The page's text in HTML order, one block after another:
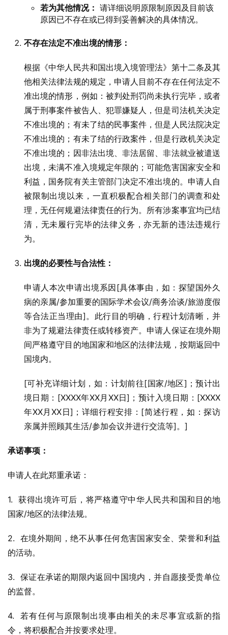
若为其他情况： 请详细说明原限制原因及目前该
原因已不存在或已得到妥善解决的具体情况。
不存在法定不准出境的情形：
根据《中华人民共和国出境入境管理法》第十二条及其
他相关法律法规的规定，申请人目前不存在任何法定不
准出境的情形，例如：被判处刑罚尚未执行完毕，或者
属于刑事案件被告人、犯罪嫌疑人，但是司法机关决定
不准出境的；有未了结的民事案件，但是人民法院决定
不准出境的；有未了结的行政案件，但是行政机关决定
不准出境的；因非法出境、非法居留、非法就业被遣送
出境，未满不准入境规定年限的；可能危害国家安全和
利益，国务院有关主管部门决定不准出境的。申请人自
被限制出境以来，一直积极配合相关部门的调查和处
理，无任何规避法律责任的行为。所有涉案事宜均已结
清，无未履行完毕的法律义务，亦无新的违法违规行
为。
出境的必要性与合法性：
申请人本次申请出境系因[具体事由，如：探望国外久
病的亲属/参加重要的国际学术会议/商务洽谈/旅游度假
等合法正当理由]。此行目的明确，行程计划清晰，并
非为了规避法律责任或转移资产。申请人保证在境外期
间严格遵守目的地国家和地区的法律法规，按期返回中
国境内。
[可补充详细计划，如：计划前往[国家/地区]；预计出
境日期：[XXXX年XX月XX日]；预计入境日期：[XXXX
年XX月XX日]；详细行程安排：[简述行程，如：探访
亲属并照顾其生活/参加会议并进行交流等]。]
承诺事项：
申请人在此郑重承诺：
1.  获得出境许可后，将严格遵守中华人民共和国和目的地
国家/地区的法律法规。
2.  在境外期间，绝不从事任何危害国家安全、荣誉和利益
的活动。
3.  保证在承诺的期限内返回中国境内，并自愿接受贵单位
的监督。
4.  若有任何与原限制出境事由相关的未尽事宜或新的指
令，将积极配合并按要求处理。